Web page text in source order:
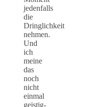
jedenfalls
die
Dringlichkeit
nehmen.
Und
ich
meine
das
noch
nicht
einmal
geistig-